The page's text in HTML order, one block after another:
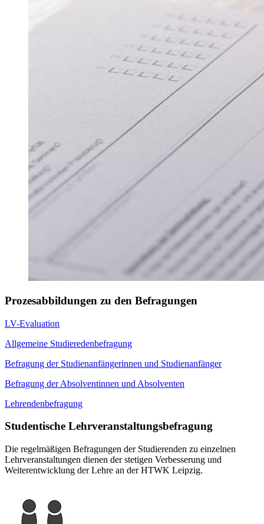
Prozesabbildungen zu den Befragungen
LV-Evaluation
Allgemeine Studieredenbefragung
Befragung der Studienanfängerinnen und Studienanfänger
Befragung der Absolventinnen und Absolventen
Lehrendenbefragung
Studentische Lehrveranstaltungsbefragung
Die regelmäßigen Befragungen der Studierenden zu einzelnen
Lehrveranstaltungen dienen der stetigen Verbesserung und
Weiterentwicklung der Lehre an der HTWK Leipzig.